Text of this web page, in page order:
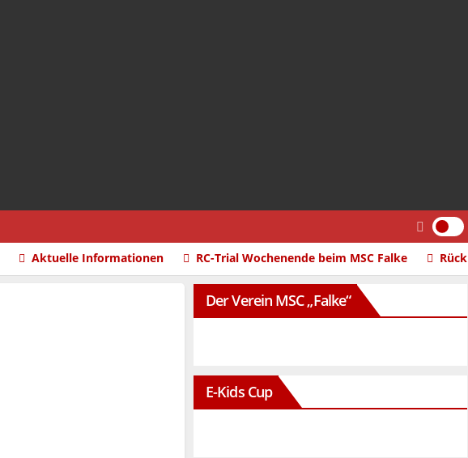
Aktuelle Informationen RC-Trial Wochenende beim MSC Falke
Der Verein MSC „Falke“
E-Kids Cup